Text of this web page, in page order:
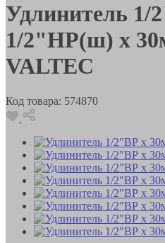
Удлинитель 1/
1/2"НР(ш) х
VALTEC
Код товара: 574870